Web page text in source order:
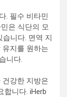
. 필수 비타민
은 식단의 모
니다. 면역 지
유지를 원하는
니다.
건강한 지방은
합니다. iHerb